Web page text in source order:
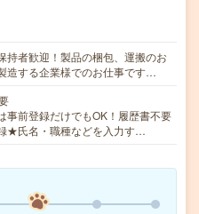
者歓迎！製品の梱包、運搬のお
造する企業様でのお仕事です…
前登録だけでもOK！履歴書不要
★氏名・職種などを入力す…